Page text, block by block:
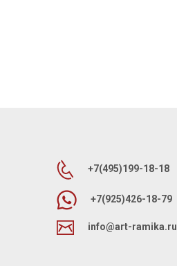
+7(495)199-18-18
+7(925)426-18-79
info@art-ramika.ru